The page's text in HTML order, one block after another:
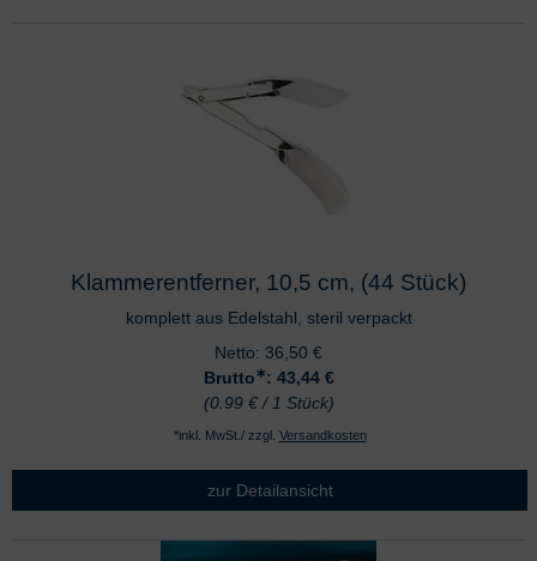
Klammerentferner, 10,5 cm, (44 Stück)
komplett aus Edelstahl, steril verpackt
Netto: 36,50 €
Brutto∗: 43,44 €
(0.99 € / 1 Stück)
*inkl. MwSt./ zzgl. Versandkosten
zur Detailansicht